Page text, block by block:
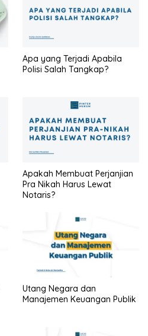
Apa yang Terjadi Apabila
Polisi Salah Tangkap?
Apakah Membuat Perjanjian
Pra Nikah Harus Lewat
Notaris?
Utang Negara dan
Manajemen Keuangan Publik